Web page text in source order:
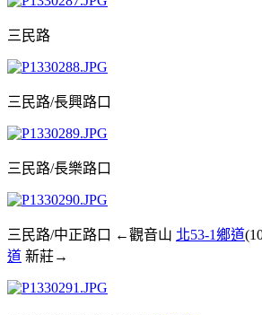
三民路
三民路/長興路口
三民路/長樂路口
三民路/中正路口 ←觀音山 北53-1鄉道
道 新莊→